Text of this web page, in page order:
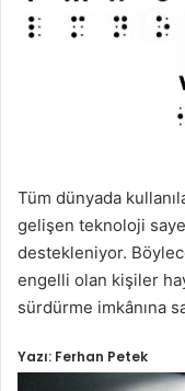
Tüm dünyada
gelişen teknoloji
destekleniyor.
engelli olan kişiler
sürdürme imkânına
Yazı: Ferhan Petek